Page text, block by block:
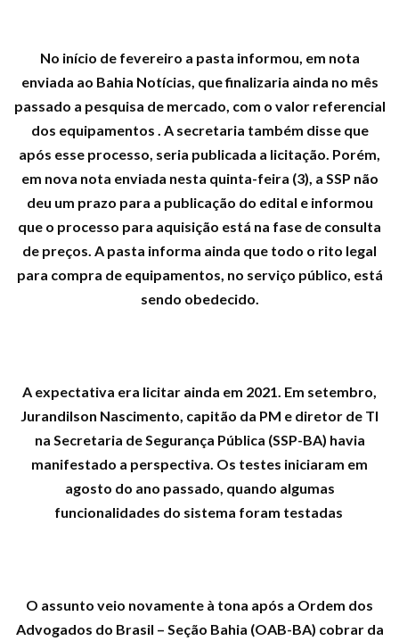
No início de fevereiro a pasta informou, em nota
enviada ao Bahia Notícias, que finalizaria ainda no mês
passado a pesquisa de mercado, com o valor referencial
dos equipamentos . A secretaria também disse que
após esse processo, seria publicada a licitação. Porém,
em nova nota enviada nesta quinta-feira (3), a SSP não
deu um prazo para a publicação do edital e informou
que o processo para aquisição está na fase de consulta
de preços. A pasta informa ainda que todo o rito legal
para compra de equipamentos, no serviço público, está
sendo obedecido.
A expectativa era licitar ainda em 2021. Em setembro,
Jurandilson Nascimento, capitão da PM e diretor de TI
na Secretaria de Segurança Pública (SSP-BA) havia
manifestado a perspectiva. Os testes iniciaram em
agosto do ano passado, quando algumas
funcionalidades do sistema foram testadas
O assunto veio novamente à tona após a Ordem dos
Advogados do Brasil – Seção Bahia (OAB-BA) cobrar da